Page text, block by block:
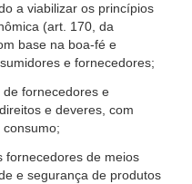
a viabilizar os princípios
(art. 170, da
base na boa-fé e
e fornecedores;
fornecedores e
e deveres, com
fornecedores de meios
e segurança de produtos